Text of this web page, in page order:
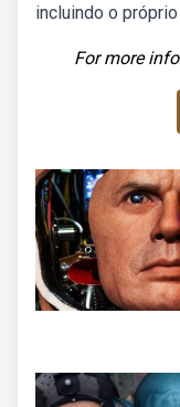
incluindo o
For more